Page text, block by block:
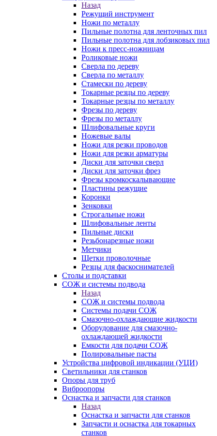
Назад
Режущий инструмент
Ножи по металлу
Пильные полотна для ленточных пил
Пильные полотна для лобзиковых пил
Ножи к пресс-ножницам
Роликовые ножи
Сверла по дереву
Сверла по металлу
Стамески по дереву
Токарные резцы по дереву
Токарные резцы по металлу
Фрезы по дереву
Фрезы по металлу
Шлифовальные круги
Ножевые валы
Ножи для резки проводов
Ножи для резки арматуры
Диски для заточки сверл
Диски для заточки фрез
Фрезы кромкоскалывающие
Пластины режущие
Коронки
Зенковки
Строгальные ножи
Шлифовальные ленты
Пильные диски
Резьбонарезные ножи
Метчики
Щетки проволочные
Резцы для фаскоснимателей
Столы и подставки
СОЖ и системы подвода
Назад
СОЖ и системы подвода
Системы подачи СОЖ
Смазочно-охлаждающие жидкости
Оборудование для смазочно-
охлаждающей жидкости
Емкости для подачи СОЖ
Полировальные пасты
Устройства цифровой индикации (УЦИ)
Светильники для станков
Опоры для труб
Виброопоры
Оснастка и запчасти для станков
Назад
Оснастка и запчасти для станков
Запчасти и оснастка для токарных
станков